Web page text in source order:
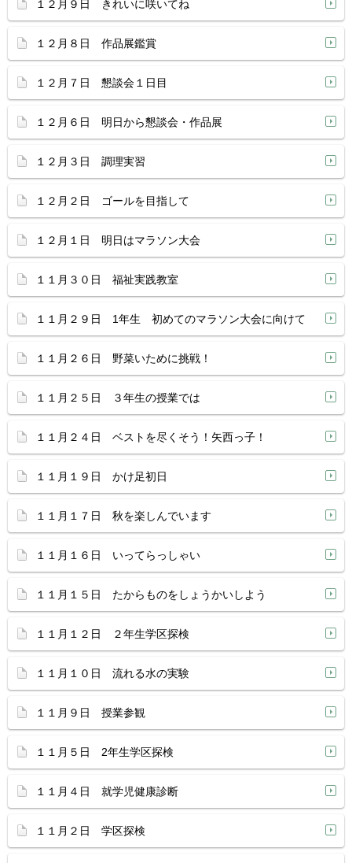
１２月９日 きれいに咲いてね
１２月８日 作品展鑑賞
１２月７日 懇談会１日目
１２月６日 明日から懇談会・作品展
１２月３日 調理実習
１２月２日 ゴールを目指して
１２月１日 明日はマラソン大会
１１月３０日 福祉実践教室
１１月２９日 1年生 初めてのマラソン大会に向けて
１１月２６日 野菜いために挑戦！
１１月２５日 ３年生の授業では
１１月２４日 ベストを尽くそう！矢西っ子！
１１月１９日 かけ足初日
１１月１７日 秋を楽しんでいます
１１月１６日 いってらっしゃい
１１月１５日 たからものをしょうかいしよう
１１月１２日 ２年生学区探検
１１月１０日 流れる水の実験
１１月９日 授業参観
１１月５日 2年生学区探検
１１月４日 就学児健康診断
１１月２日 学区探検